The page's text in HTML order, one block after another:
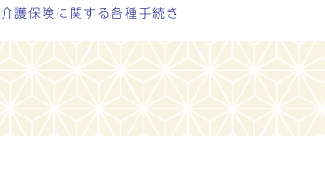
介護保険に関する各種手続き